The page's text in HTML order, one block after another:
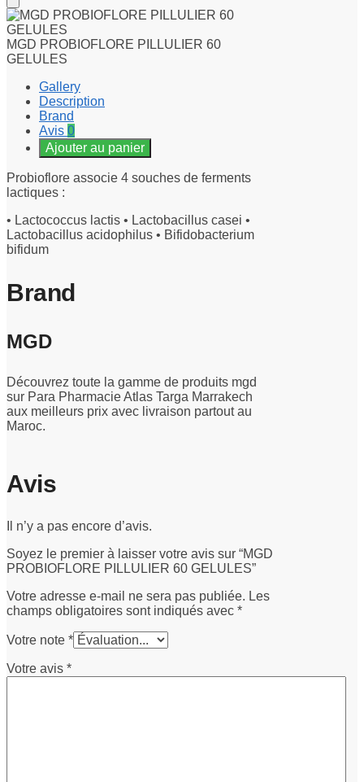
MGD PROBIOFLORE PILLULIER 60
GELULES
Gallery
Description
Brand
Avis 0
Ajouter au panier
Probioflore associe 4 souches de ferments
lactiques :
• Lactococcus lactis • Lactobacillus casei •
Lactobacillus acidophilus • Bifidobacterium
bifidum
Brand
MGD
Découvrez toute la gamme de produits mgd
sur Para Pharmacie Atlas Targa Marrakech
aux meilleurs prix avec livraison partout au
Maroc.
Avis
Il n’y a pas encore d’avis.
Soyez le premier à laisser votre avis sur “MGD
PROBIOFLORE PILLULIER 60 GELULES”
Votre adresse e-mail ne sera pas publiée. Les
champs obligatoires sont indiqués avec *
Votre note *
Votre avis *